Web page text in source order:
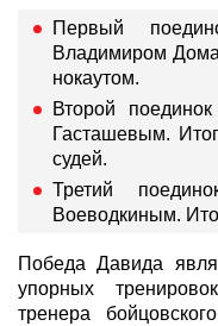
Первый
Владимиром
нокаутом.
Второй
Гасташевым.
судей.
Третий
Воеводкиным.
Победа Давида
упорных
тренера